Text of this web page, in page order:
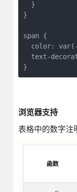
  }
}
span {
color:
text-
}
浏览器支持
表格中的数字注